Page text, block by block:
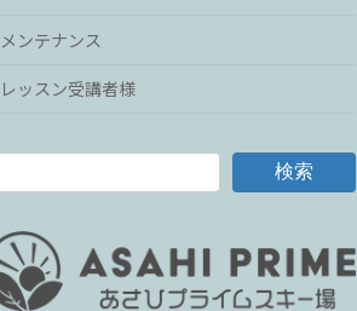
メンテナンス
レッスン受講者様
検索